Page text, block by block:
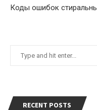
Коды ошибок
RECENT POSTS